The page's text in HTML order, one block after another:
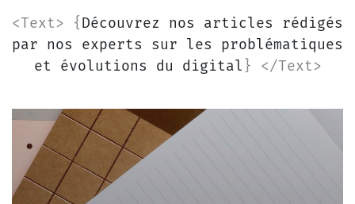
<Text> { Découvrez nos articles rédigés
par nos experts sur les problématiques
et évolutions du digital } </Text>